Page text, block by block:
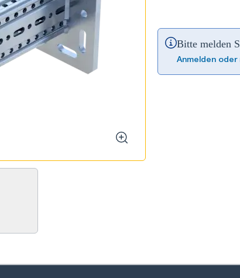
zoom
Bitte melden
Anmelden